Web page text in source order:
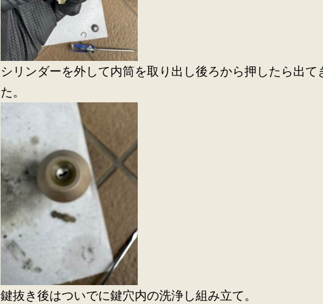
シリンダーを外して内筒を取り出し後ろから押したら出て
た。
鍵抜き後はついでに鍵穴内の洗浄し組み立て。